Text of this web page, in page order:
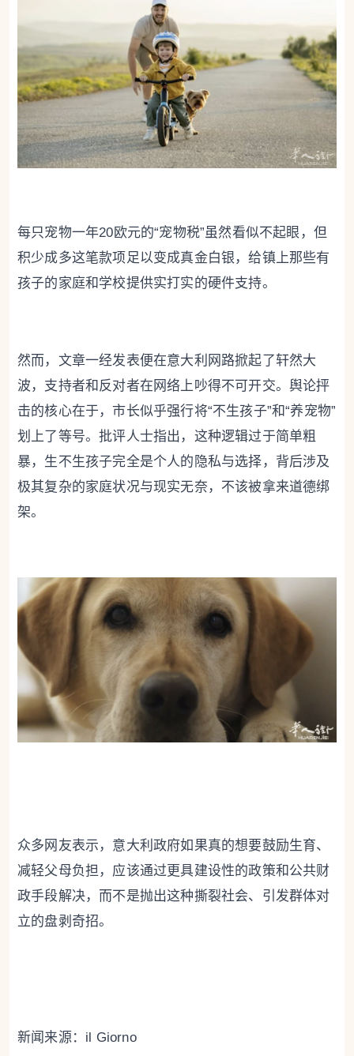
每只宠物一年20欧元的“宠物税”虽然看似不起眼，但
积少成多这笔款项足以变成真金白银，给镇上那些有
孩子的家庭和学校提供实打实的硬件支持。
然而，文章一经发表便在意大利网路掀起了轩然大
波，支持者和反对者在网络上吵得不可开交。舆论抨
击的核心在于，市长似乎强行将“不生孩子”和“养宠物”
划上了等号。批评人士指出，这种逻辑过于简单粗
暴，生不生孩子完全是个人的隐私与选择，背后涉及
极其复杂的家庭状况与现实无奈，不该被拿来道德绑
架。
众多网友表示，意大利政府如果真的想要鼓励生育、
减轻父母负担，应该通过更具建设性的政策和公共财
政手段解决，而不是抛出这种撕裂社会、引发群体对
立的盘剥奇招。
新闻来源：il Giorno